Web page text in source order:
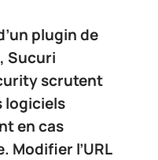
plugin de
, Sucuri
scrutent
logiciels
en cas
Modifier l’URL